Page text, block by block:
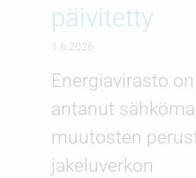
päivitetty
1.6.2026
Energiavirasto
antanut
muutosten
jakeluverkon